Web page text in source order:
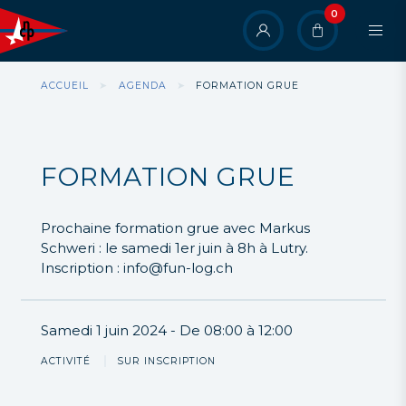
Aller
au
contenu
principal
User
account
0
ACCUEIL AGENDA FORMATION GRUE
FORMATION GRUE
Prochaine formation grue avec Markus
Schweri : le samedi 1er juin à 8h à Lutry.
Inscription : info@fun-log.ch
Samedi 1 juin 2024 De 08:00 à 12:00
ACTIVITÉ SUR INSCRIPTION